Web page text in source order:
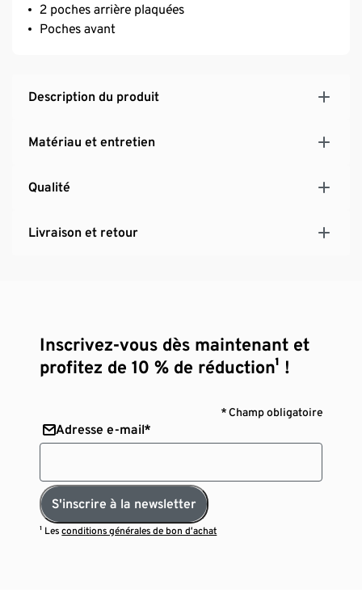
2 poches arrière plaquées
Poches avant
Description du produit
Matériau et entretien
Qualité
Livraison et retour
Inscrivez-vous dès maintenant et
profitez de 10 % de réduction¹ !
* Champ obligatoire
Adresse e-mail*
S'inscrire à la newsletter
¹ Lesconditions générales de bon d’achat